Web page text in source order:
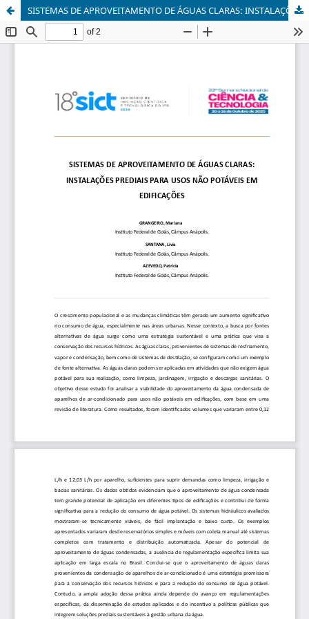
SISTEMAS DE APROVEITAMENTO DE ÁGUAS CLARAS: INSTALAÇÕES PREDIAIS PARA USOS NÃO POTÁVEIS EM EDIFICAÇÕES